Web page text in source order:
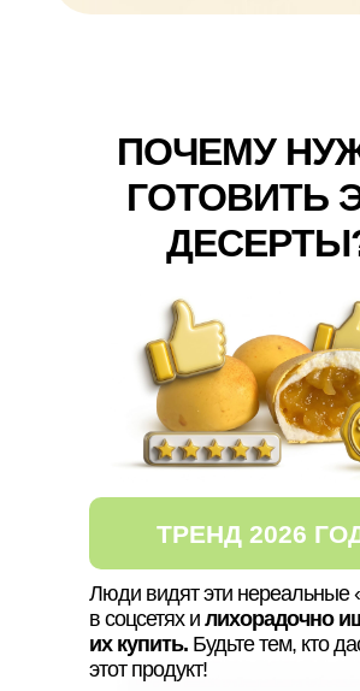
ТРЕНД 2026
Люди видят эти нереальные
в соцсетях и лихорадочно
их купить. Будьте тем, кто
этот продукт!
ПОЧЕМУ
ГОТОВИТЬ